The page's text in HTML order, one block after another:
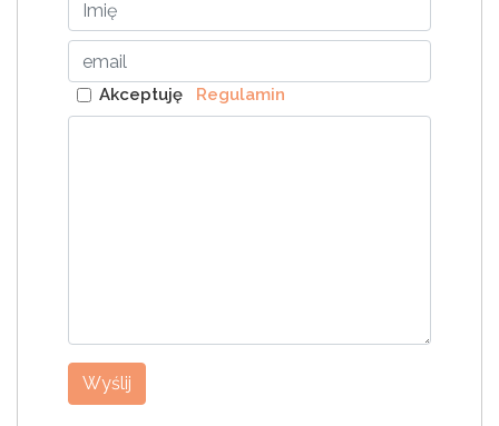
Akceptuję Regulamin
Wyślij